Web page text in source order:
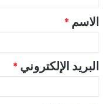
ق
*
الاسم *
البريد الإلكتروني *